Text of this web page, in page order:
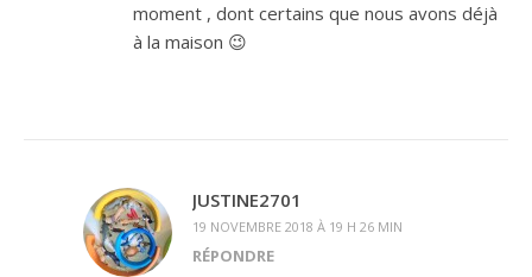
moment , dont certains que nous avons déjà
à la maison 😉
JUSTINE2701
19 NOVEMBRE 2018 À 19 H 26 MIN
RÉPONDRE